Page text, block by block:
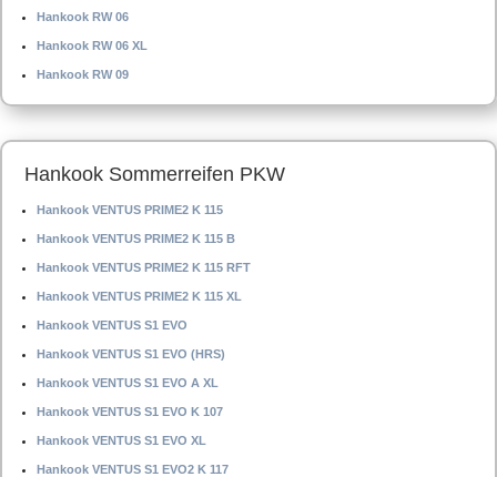
Hankook RW 06
Hankook RW 06 XL
Hankook RW 09
Hankook Sommerreifen PKW
Hankook VENTUS PRIME2 K 115
Hankook VENTUS PRIME2 K 115 B
Hankook VENTUS PRIME2 K 115 RFT
Hankook VENTUS PRIME2 K 115 XL
Hankook VENTUS S1 EVO
Hankook VENTUS S1 EVO (HRS)
Hankook VENTUS S1 EVO A XL
Hankook VENTUS S1 EVO K 107
Hankook VENTUS S1 EVO XL
Hankook VENTUS S1 EVO2 K 117